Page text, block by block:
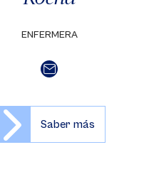
ENFERMERA
Saber más